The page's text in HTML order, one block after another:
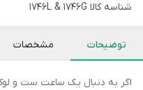
شناسه کالا 1746L & 1746G
توضیحات مشخصات
اگر به دنبال یک ساعت ست و